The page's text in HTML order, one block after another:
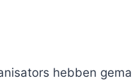
hebben